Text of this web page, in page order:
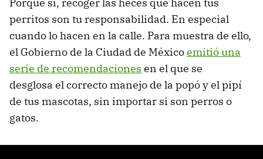
Porque sí, recoger las heces que hacen tus
perritos son tu responsabilidad. En especial
cuando lo hacen en la calle. Para muestra de ello,
el Gobierno de la Ciudad de Méxicoemitió una
serie de recomendaciones en el que se
desglosa el correcto manejo de la popó y el pipí
de tus mascotas, sin importar si son perros o
gatos.